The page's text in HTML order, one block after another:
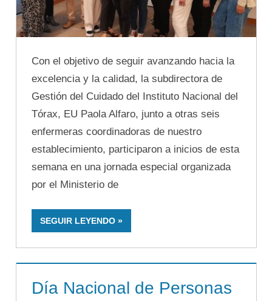
Con el objetivo de seguir avanzando hacia la
excelencia y la calidad, la subdirectora de
Gestión del Cuidado del Instituto Nacional del
Tórax, EU Paola Alfaro, junto a otras seis
enfermeras coordinadoras de nuestro
establecimiento, participaron a inicios de esta
semana en una jornada especial organizada
por el Ministerio de
SEGUIR LEYENDO
Día Nacional de Personas